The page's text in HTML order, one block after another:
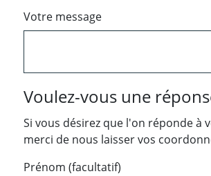
Votre message
Voulez-vous une
Si vous désirez que l'on réponde à
merci de nous laisser vos
Prénom (facultatif)